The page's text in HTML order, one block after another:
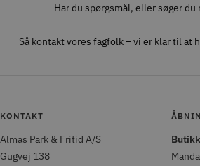
Har du spørgsmål, eller søger
Så kontakt vores fagfolk – vi er klar til at
KONTAKT
Almas Park & Fritid A/S
Gugvej 138